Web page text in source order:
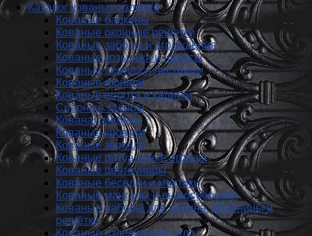
Каталог кованых изделий
Кованые балконы
Кованые оконные решетки
Кованые заборы и ог­ражде­ния
Кованые козырьки и навесы
Кованые перила и лестницы
Кованые фонари
Кованые ворота и калитки
Сварные заборы
Кованая мебель
Кованые кровати
Кованые зеркала
Кованые ритуальные ограды
Кованые цветочницы
Кованые беседки и мостики
Кованые мангалы и дымосборники
Кованые наборы для камина, дровницы и
решётки
Кованые изделия для сада